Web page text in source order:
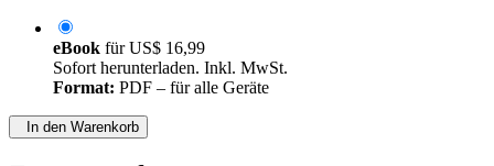
eBook fürUS$ 16,99
Sofort herunterladen. Inkl. MwSt.
Format: PDF – für alle Geräte
In den Warenkorb